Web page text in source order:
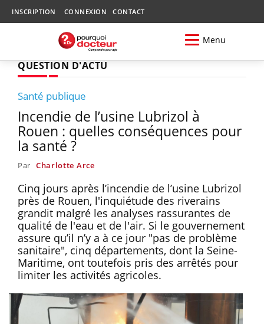
INSCRIPTION CONNEXION CONTACT
Menu
QUESTION D'ACTU
Santé publique
Incendie de l’usine Lubrizol à
Rouen : quelles conséquences pour
la santé ?
Par Charlotte Arce
Cinq jours après l’incendie de l’usine Lubrizol
près de Rouen, l'inquiétude des riverains
grandit malgré les analyses rassurantes de
qualité de l'eau et de l'air. Si le gouvernement
assure qu’il n’y a à ce jour "pas de problème
sanitaire", cinq départements, dont la Seine-
Maritime, ont toutefois pris des arrêtés pour
limiter les activités agricoles.